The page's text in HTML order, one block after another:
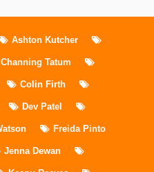
Ashton Kutcher
Channing Tatum
Colin Firth
Dev Patel
Freida Pinto
Jenna Dewan